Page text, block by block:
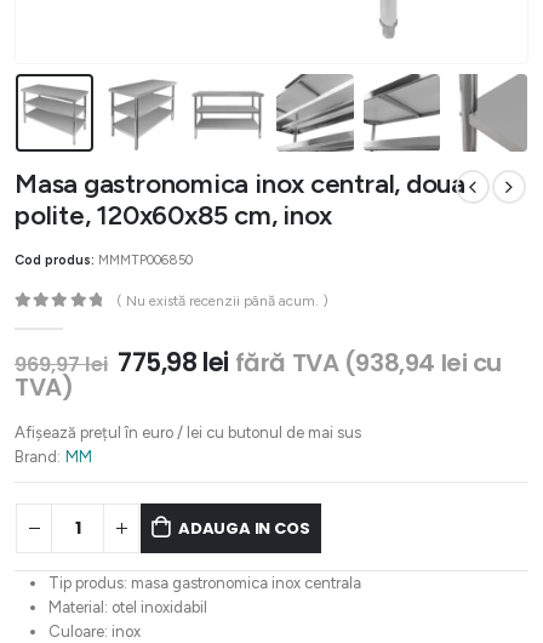
Masa gastronomica inox central, doua
polite, 120x60x85 cm, inox
Cod produs: MMMTP006850
( Nu există recenzii până acum. )
969,97lei Prețul
inițial
fost:
775,98 lei Prețul
775,98 lei.
fără TVA (938,94 lei cu
TVA)
Afișează prețul în euro / lei cu butonul de mai sus
Brand: MM
ADAUGA IN COS
Tip produs: masa gastronomica inox centrala
Material: otel inoxidabil
Culoare: inox